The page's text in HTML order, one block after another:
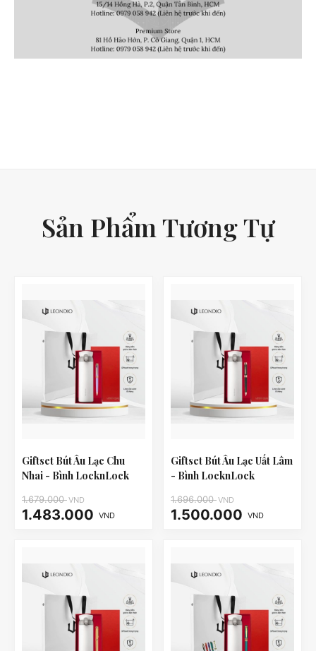
Sản Phẩm Tương Tự
Giftset Bút Âu Lạc Chu
Nhai - Bình LocknLock
1.679.000VND
1.483.000 VND
Giftset Bút Âu Lạc Uất Lâm
- Bình LocknLock
1.696.000VND
1.500.000 VND